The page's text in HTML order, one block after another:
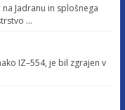
Jadranu in splošnega
…
IZ–554, je bil zgrajen v